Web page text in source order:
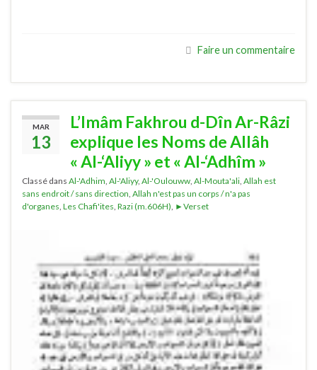
Faire un commentaire
MAR
13
L’Imâm Fakhrou d-Dîn Ar-Râzi
explique les Noms de Allâh
« Al-‘Aliyy » et « Al-‘Adhîm »
Classé dans Al-'Adhim Al-'Aliyy, Al-'Oulouww Al-Mouta'ali Allah est
sans endroit / sans direction Allah n'est pas un corps / n'a pas
d'organes Les Chafi'ites Razi (m.606H) ►Verset